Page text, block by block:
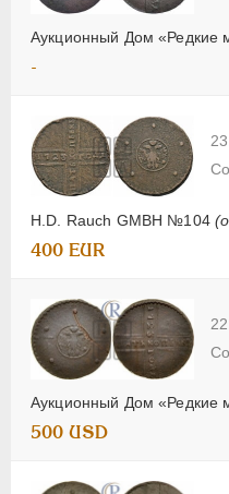
Аукционный Дом «Редкие
-
H.D. Rauch GMBH №104
400 EUR
Аукционный Дом «Редкие
500 USD